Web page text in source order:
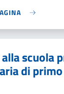
scuola
di